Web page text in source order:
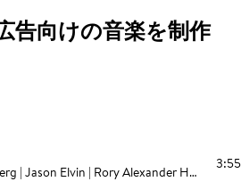
告向けの音楽を制作
Ian Janco Gillberg | Jason Elvin | Rory Alexander Hope | Randall Breneman 3:55